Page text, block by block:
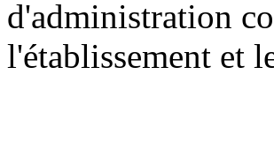
d'administration
l'établissement et